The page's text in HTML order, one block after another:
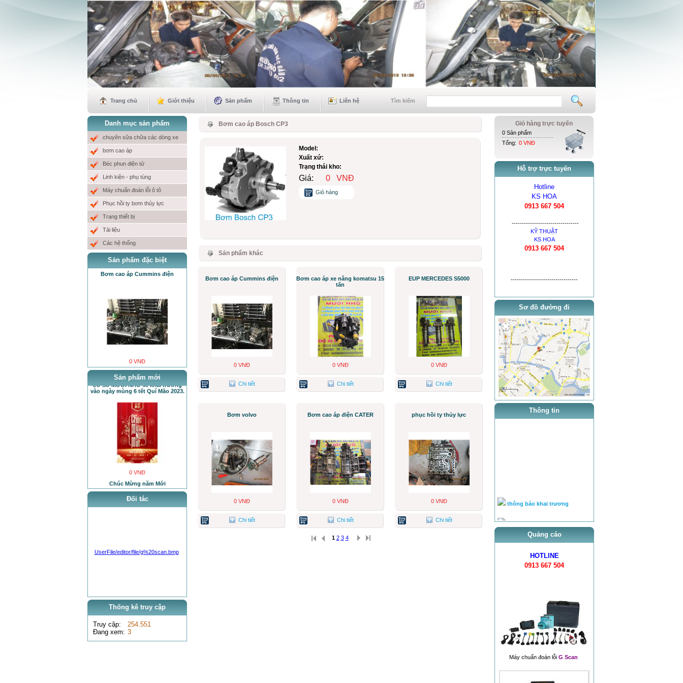
Trang chủ Giới thiệu Sản phẩm Thông tin Liên hệ Tìm kiếm
Danh mục sản phẩm
chuyên sữa chữa các dòng xe
bơm cao áp
Béc phun điện tử
Linh kiện - phụ tùng
Máy chuẩn đoán lỗi ô tô
Phục hồi ty bơm thủy lực
Trang thiết bị
Tài liệu
Các hệ thống
Sản phẩm đặc biệt
Bơm cao áp Cummins điện
0 VNĐ
Sản phẩm mới
vào ngày mùng 6 tết Quí Mão 2023.
0 VNĐ
Chúc Mừng năm Mới
Đối tác
UserFile/editor/file/g%20scan.bmp
Thống kê truy cập
Truy cập:
254.551
Đang xem: 3
Bơm cao áp Bosch CP3
Model:
Xuất xứ:
Trạng thái kho:
Giá: 0 VNĐ
Giỏ hàng
Sản phẩm khác
Bơm cao áp Cummins điện
0 VNĐ
Chi tiết
Bơm cao áp xe nâng komatsu 15
tấn
0 VNĐ
Chi tiết
EUP MERCEDES S5000
0 VNĐ
Chi tiết
Bơm volvo
0 VNĐ
Chi tiết
Bơm cao áp điện CATER
0 VNĐ
Chi tiết
phục hồi ty thủy lực
0 VNĐ
Chi tiết
1 2 3 4
Giỏ hàng trực tuyến
0 Sản phẩm
Tổng: 0 VNĐ
Hỗ trợ trực tuyến
Hotline
KS HOA
0913 667 504
---------------------------------
KỸ THUẬT
KS HOA
0913 667 504
---------------------------------
Sơ đồ đường đi
Thông tin
tra ty, béc của bơm theo tai l...
cân lưu lượng bơm theo tài
Bơm cao áp PE (bơm dãy)
Bơm cao áp VE
Hệ thống Common Rail Diesel
Quảng cáo
HOTLINE
0913 667 504
Máy chuẩn đoán lỗi G Scan